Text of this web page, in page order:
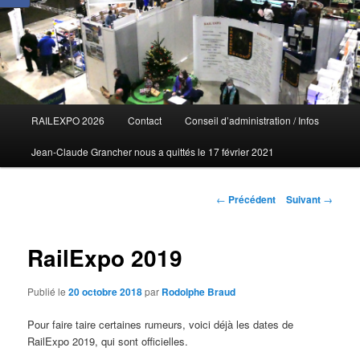
principal
RAILEXPO 2026 Contact Conseil d’administration / Infos
Jean-Claude Grancher nous a quittés le 17 février 2021
Navigation
← Précédent Suivant →
RailExpo 2019
Publié le20 octobre 2018par Rodolphe Braud
Pour faire taire certaines rumeurs, voici déjà les dates de
RailExpo 2019, qui sont officielles.